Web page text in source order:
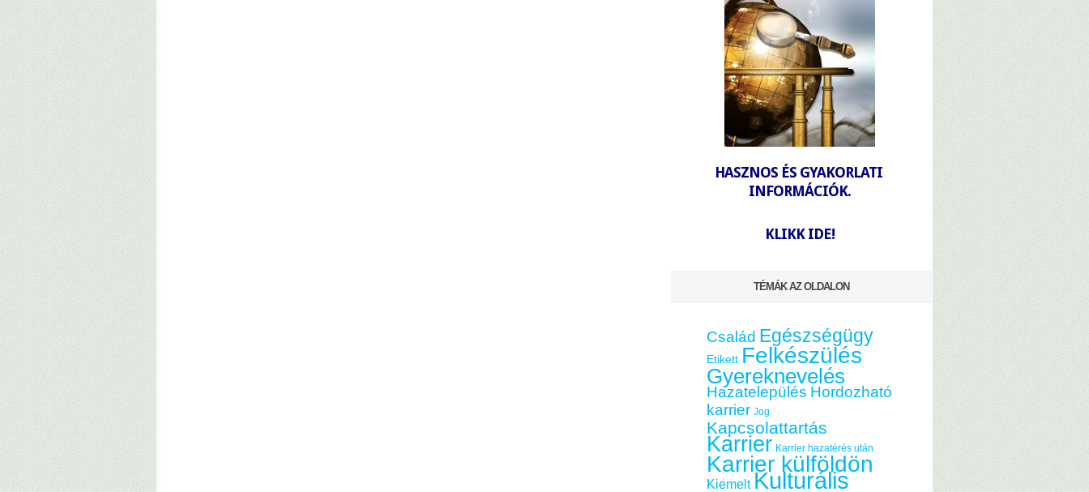
HASZNOS ÉS GYAKORLATI
INFORMÁCIÓK.
KLIKK IDE!
TÉMÁK AZ OLDALON
Család Egészségügy
Etikett Felkészülés
Gyereknevelés
Hazatelepülés Hordozható
karrier Jog
Kapcsolattartás
Karrier Karrier hazatérés után
Karrier külföldön
Kiemelt Kulturális